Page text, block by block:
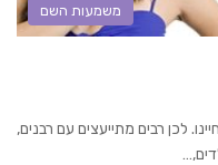
משמעות השם
לכן רבים מתייעצים עם רבנים,